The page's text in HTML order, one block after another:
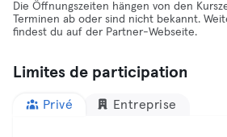
Die Öffnungszeiten hängen von den
Terminen ab oder sind nicht bekannt.
findest du auf der Partner-Webseite.
Limites de participation
Privé Entreprise